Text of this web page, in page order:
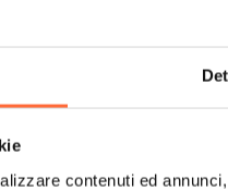
contenuti ed
nel mondo
settore.
nel mondo
e scopri
Sondrioè la